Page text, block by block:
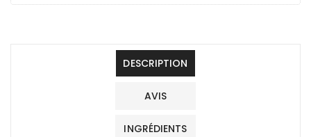
DESCRIPTION
AVIS
INGRÉDIENTS